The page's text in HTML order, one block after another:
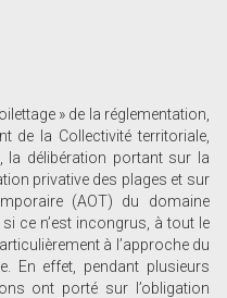
» de la réglementation,
de la Collectivité territoriale,
la délibération portant sur la
privative des plages et sur
(AOT) du domaine
ce n’est incongrus, à tout le
à l’approche du
En effet, pendant plusieurs
ont porté sur l’obligation